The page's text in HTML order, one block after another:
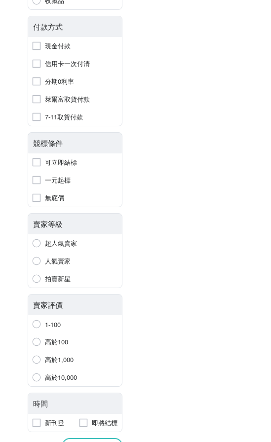
付款方式
現金付款
信用卡一次付清
分期0利率
萊爾富取貨付款
7-11取貨付款
競標條件
可立即結標
一元起標
無底價
賣家等級
超人氣賣家
人氣賣家
拍賣新星
賣家評價
1-100
高於100
高於1,000
高於10,000
時間
新刊登 即將結標